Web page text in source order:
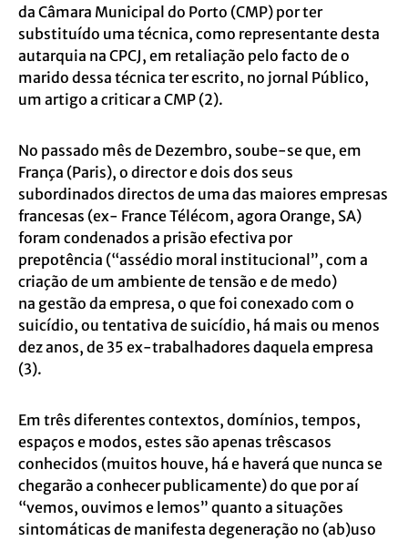
da Câmara Municipal do Porto (CMP) por ter
substituído uma técnica, como representante desta
autarquia na CPCJ, em retaliação pelo facto de o
marido dessa técnica ter escrito, no jornal Público,
um artigo a criticar a CMP (2).
No passado mês de Dezembro, soube-se que, em
França (Paris), o director e dois dos seus
subordinados directos de uma das maiores empresas
francesas (ex- FranceTélécom, agora Orange, SA)
foram condenados a prisão efectiva por
prepotência (“assédio moral institucional”, com a
criação de um ambiente de tensão e de medo)
na gestão da empresa, o que foi conexado com o
suicídio, ou tentativa de suicídio, há mais ou menos
dez anos, de 35 ex-trabalhadores daquela empresa
(3).
Em três diferentes contextos, domínios, tempos,
espaços e modos, estes são apenas trêscasos
conhecidos (muitos houve, há e haverá que nunca se
chegarão a conhecerpublicamente) do que por aí
“vemos, ouvimos e lemos” quanto a situações
sintomáticas de manifesta degeneração no (ab)uso